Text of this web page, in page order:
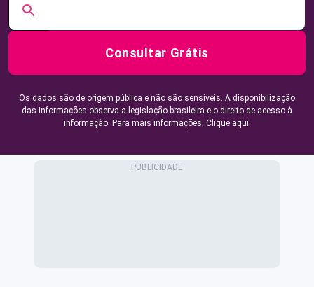
Consultar Grátis
Os dados são de origem pública e não são sensíveis. A disponibilização
das informações observa a legislação brasileira e o direito de acesso à
informação. Para mais informações, Clique aqui.